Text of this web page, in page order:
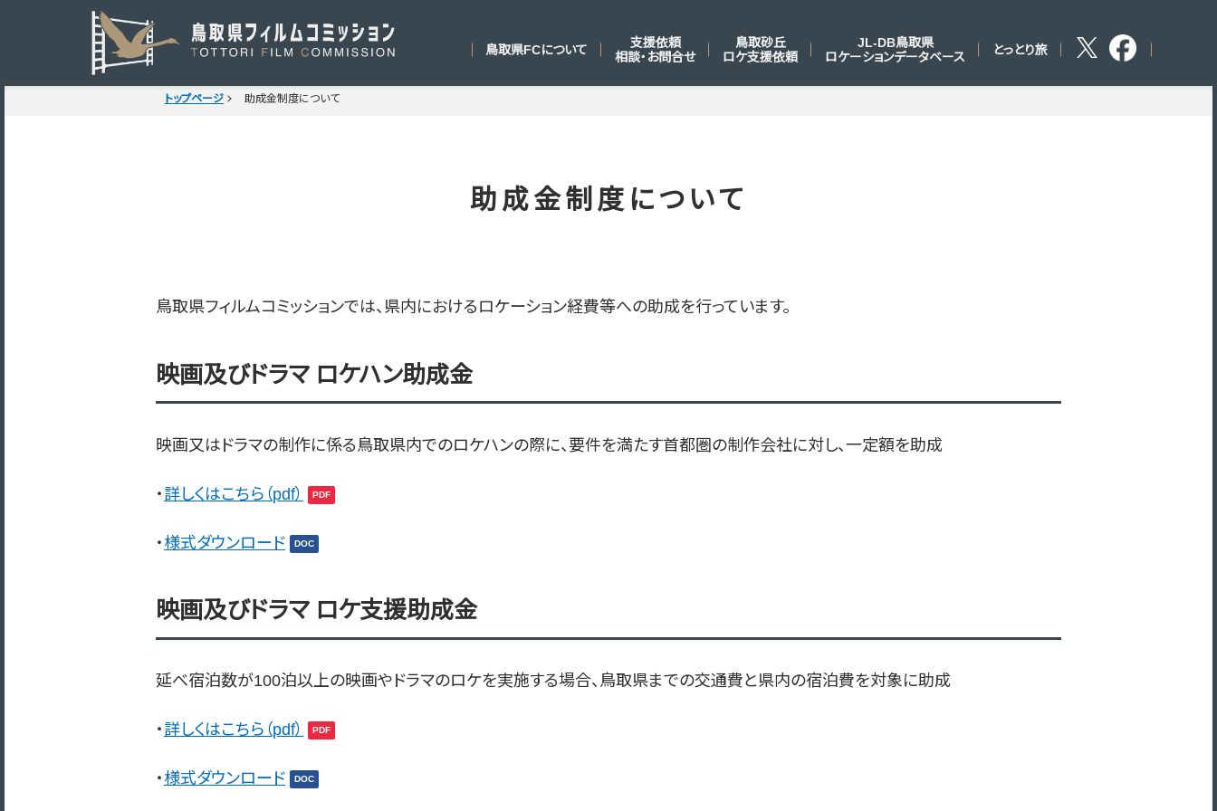
鳥取県FCについて
支援依頼
相談・お問合せ
鳥取砂丘
ロケ支援依頼
JL-DB鳥取県
ロケーションデータベース
とっとり旅
トップページ 助成金制度について
助成金制度について
鳥取県フィルムコミッションでは、県内におけるロケーション経費等への助成を行っています。
映画及びドラマ ロケハン助成金
映画又はドラマの制作に係る鳥取県内でのロケハンの際に、要件を満たす首都圏の制作会社に対し、一定額を助成
・ 詳しくはこちら（pdf）
・ 様式ダウンロード
映画及びドラマ ロケ支援助成金
延べ宿泊数が100泊以上の映画やドラマのロケを実施する場合、鳥取県までの交通費と県内の宿泊費を対象に助成
・ 詳しくはこちら（pdf）
・ 様式ダウンロード